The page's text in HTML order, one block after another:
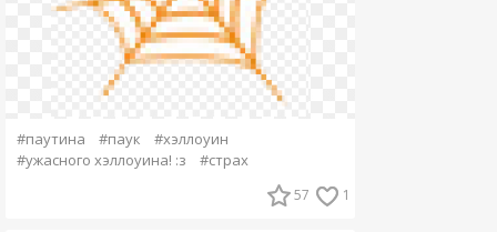
#паутина #паук
#хэллоуин
#ужасного хэллоуина! :з
#страх
57 1